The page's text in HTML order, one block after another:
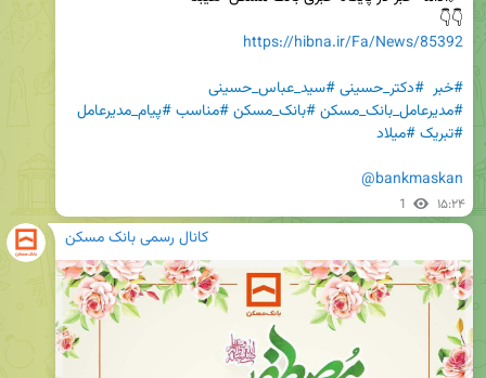
👇👇
https://hibna.ir/Fa/News/85392
#خبر #دکتر_حسینی#سید_عباس_حسینی
#مدیرعامل_بانک_مسکن#بانک_مسکن#مناسب#پیام_مدیرعامل
#تبریک#میلاد
@bankmaskan
1 ۱۵:۲۴
کانال رسمی بانک مسکن